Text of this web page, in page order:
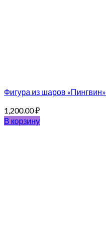
Фигура из шаров «Пингвин»
1,200.00₽
В корзину